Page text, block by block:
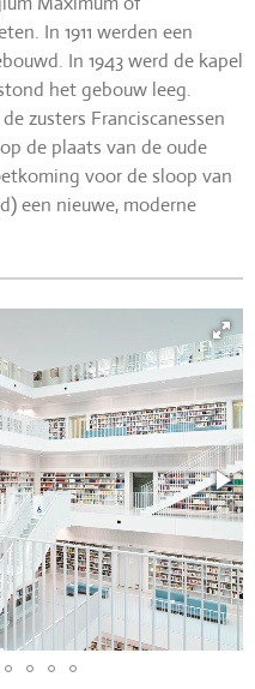
In 1911 werden een
In 1943 werd de kapel
het gebouw leeg.
zusters Franciscanessen
de plaats van de oude
voor de sloop van
een nieuwe, moderne